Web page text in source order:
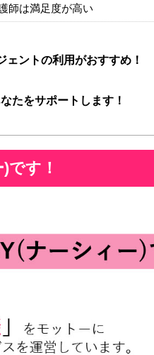
師は満足度が高い
ントの利用がおすすめ！
たをサポートします！
です！